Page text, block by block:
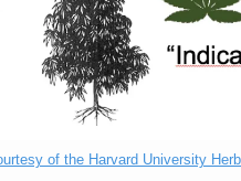
of the Harvard University